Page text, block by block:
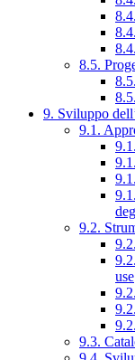
8.5.
9. Sviluppo
9.1.
9.2.
use
9.3.